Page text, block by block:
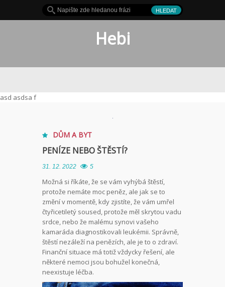
Hebi
asd asdsa f
DŮM A BYT
PENÍZE NEBO ŠTĚSTÍ?
31. 12. 2022 5
Možná si říkáte, že se vám vyhýbá štěstí,
protože nemáte moc peněz, ale jak se to
změní v momentě, kdy zjistíte, že vám umřel
čtyřicetiletý soused, protože měl skrytou vadu
srdce, nebo že malému synovi vašeho
kamaráda diagnostikovali leukémii. Správně,
štěstí nezáleží na penězích, ale je to o zdraví.
Finanční situace má totiž vždycky řešení, ale
některé nemoci jsou bohužel konečná,
neexistuje léčba.